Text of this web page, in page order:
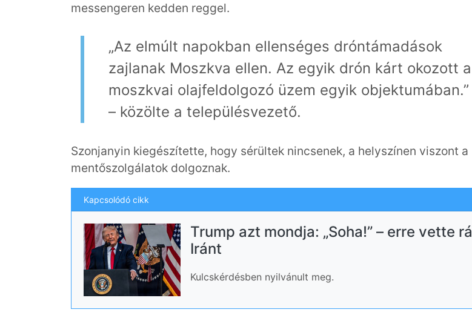
messengeren kedden reggel.
„Az elmúlt napokban ellenséges dróntámadások
zajlanak Moszkva ellen. Az egyik drón kárt okozott a
moszkvai olajfeldolgozó üzem egyik objektumában.”
– közölte a településvezető.
Szonjanyin kiegészítette, hogy sérültek nincsenek, a helyszínen viszont a
mentőszolgálatok dolgoznak.
Kapcsolódó cikk
Trump azt mondja: „Soha!” – erre vette rá
Iránt
Kulcskérdésben nyilvánult meg.